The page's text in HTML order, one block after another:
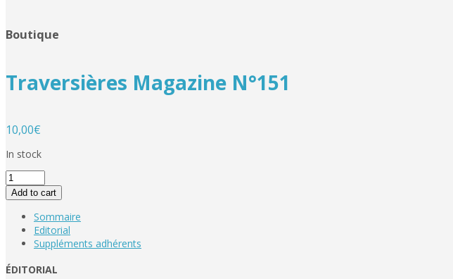
Boutique
Traversières Magazine N°151
10,00€
In stock
Add to cart
Sommaire
Editorial
Suppléments adhérents
ÉDITORIAL